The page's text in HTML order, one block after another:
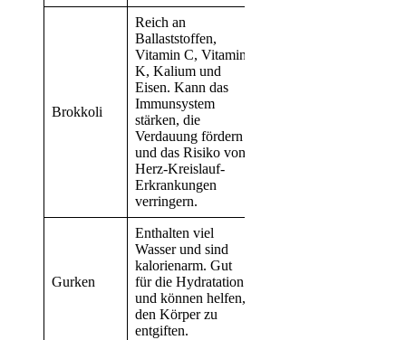
Brokkoli
Reich an
Ballaststoffen,
Vitamin C, Vitamin
K, Kalium und
Eisen. Kann das
Immunsystem
stärken, die
Verdauung fördern
und das Risiko von
Herz-Kreislauf-
Erkrankungen
verringern.
Gurken
Enthalten viel
Wasser und sind
kalorienarm. Gut
für die Hydratation
und können helfen,
den Körper zu
entgiften.